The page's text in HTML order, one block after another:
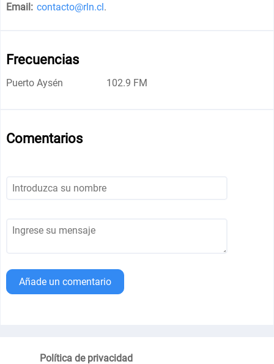
Email: contacto@rln.cl.
Frecuencias
Puerto Aysén 102.9 FM
Comentarios
Añade un comentario
Política de privacidad